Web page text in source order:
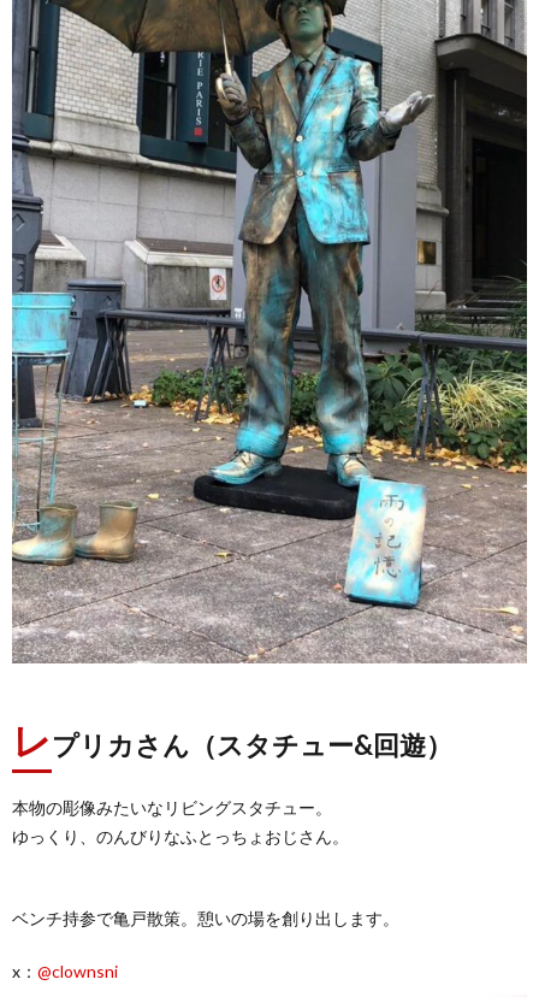
レプリカさん（スタチュー&回遊）
本物の彫像みたいなリビングスタチュー。
ゆっくり、のんびりなふとっちょおじさん。
ベンチ持参で亀戸散策。憩いの場を創り出します。
x： @clownsni